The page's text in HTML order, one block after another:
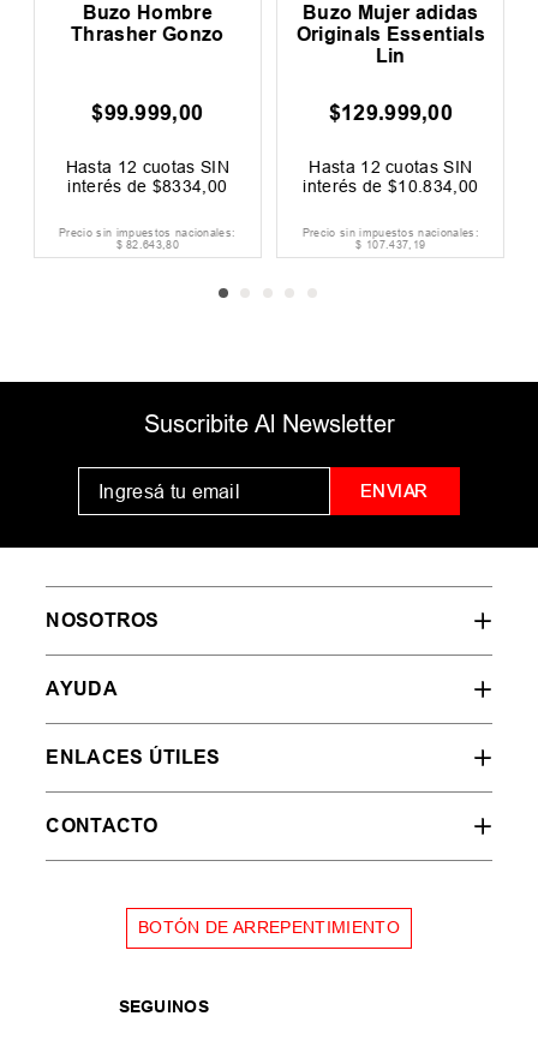
Buzo Hombre
Thrasher Gonzo
$99.999,00
Hasta 12 cuotas SIN
interés de $8334 00
Precio sin impuestos nacionales:
$ 82.643,80
Buzo Mujer adidas
Originals Essentials
Lin
$129.999,00
Hasta 12 cuotas SIN
interés de $10 .834 00
Precio sin impuestos nacionales:
$ 107.437, 19
Suscribite Al Newsletter
ENVIAR
NOSOTROS
AYUDA
ENLACES ÚTILES
CONTACTO
BOTÓN DE ARREPENTIMIENTO
SEGUINOS